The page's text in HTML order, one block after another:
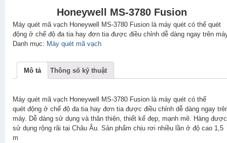
Honeywell MS-3780 Fusion
Máy quét mã vạch Honeywell MS-3780 Fusion là máy quét có thể quét
động ở chế độ đa tia hay đơn tia được điều chỉnh dễ dàng ngay trên
Danh mục: Máy quét mã vạch
Mô tả Thông số kỹ thuật
Máy quét mã vạch Honeywell MS-3780 Fusion là máy quét có thể
quét động ở chế độ đa tia hay đơn tia được điều chỉnh dễ dàng ngay
máy. Dễ dàng sử dụng và thân thiện, thiết kế đẹp, mạnh mẽ. Hàng được
sử dụng rộng rãi tại Châu Âu. Sản phẩm chịu rơi nhiều lần ở độ cao 1,5
m